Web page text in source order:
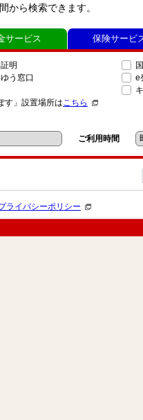
から検索できます。
明
う窓口
す」設置場所はこちら
e
ご利用時間
サービス 保険サービ
ライバシーポリシー